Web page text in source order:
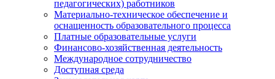
педагогических) работников
Материально-техническое обеспечение и
оснащенность образовательного процесса
Платные образовательные услуги
Финансово-хозяйственная деятельность
Международное сотрудничество
Доступная среда